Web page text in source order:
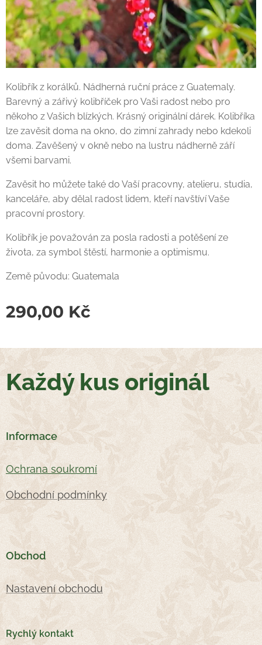
Kolibřík z korálků. Nádherná ruční práce z Guatemaly.
Barevný a zářivý kolibříček pro Vaši radost nebo pro
někoho z Vašich blízkých. Krásný originální dárek. Kolibříka
lze zavěsit doma na okno, do zimní zahrady nebo kdekoli
doma. Zavěšený v okně nebo na lustru nádherně září
všemi barvami.
Zavěsit ho můžete také do Vaší pracovny, atelieru, studia,
kanceláře, aby dělal radost lidem, kteří navštíví Vaše
pracovní prostory.
Kolibřík je považován za posla radosti a potěšení ze
života, za symbol štěstí, harmonie a optimismu.
Země původu: Guatemala
290,00 Kč
Každý kus originál
Informace
Ochrana soukromí
Obchodní podmínky
Obchod
Nastavení obchodu
Rychlý kontakt